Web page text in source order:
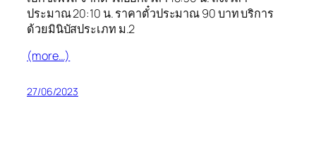
ประมาณ 20:10 น. ราคาตั๋วประมาณ 90 บาท บริการ
ด้วยมินิบัสประเภท ม.2
(more…)
27/06/2023